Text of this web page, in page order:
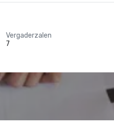
Vergaderzalen
7